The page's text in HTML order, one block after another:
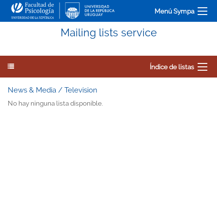
Menú Sympa
Mailing lists service
Índice de listas
News & Media / Television
No hay ninguna lista disponible.